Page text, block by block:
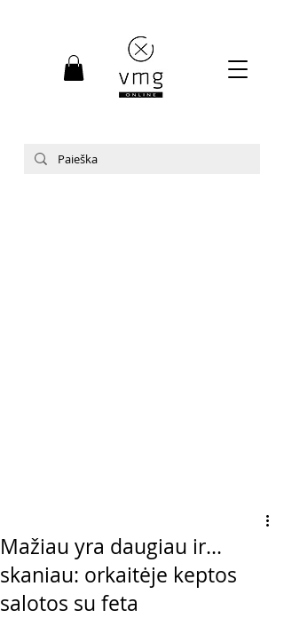
Mažiau yra daugiau ir...
skaniau: orkaitėje keptos
salotos su feta